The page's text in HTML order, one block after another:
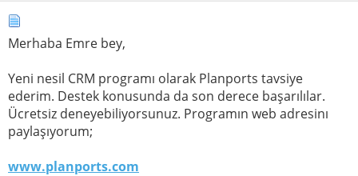
Merhaba Emre bey,
Yeni nesil CRM programı olarak Planports tavsiye
ederim. Destek konusunda da son derece başarılılar.
Ücretsiz deneyebiliyorsunuz. Programın web adresinı
paylaşıyorum;
www.planports.com